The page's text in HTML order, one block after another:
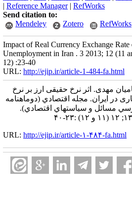
| Reference Manager| RefWorks
Send citation to:
Mendeley
Zotero RefWorks
Impact of Real Currency Exchange Rate
Unemployment in Iran . 3 2013; 12 (11
12) :23-40
URL: http://ejip.ir/article-1-484-fa.html
مهدی. اثر نرخ حقیقی ارز بر نرخ
در ایران. مجله اقتصادي (دوماهنامه
مسائل و سياستهاي اقتصادي).
:۲۳-۴۰
URL: http://ejip.ir/article-۱-۴۸۴-fa.html